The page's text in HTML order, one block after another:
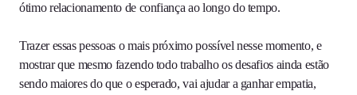
ótimo relacionamento de confiança ao longo do tempo.
Trazer essas pessoas o mais próximo possível nesse momento, e
mostrar que mesmo fazendo todo trabalho os desafios ainda estão
sendo maiores do que o esperado, vai ajudar a ganhar empatia,